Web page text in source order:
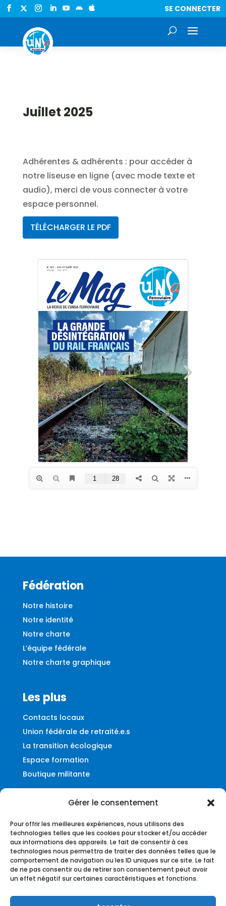
Gérer le consentement
Pour offrir les meilleures expériences, nous utilisons des
technologies telles que les cookies pour stocker et/ou accéder
aux informations des appareils. Le fait de consentir à ces
technologies nous permettra de traiter des données telles que le
comportement de navigation ou les ID uniques sur ce site. Le fait
de ne pas consentir ou de retirer son consentement peut avoir
un effet négatif sur certaines caractéristiques et fonctions.
  SE CONNECTER
Juillet 2025
Adhérentes & adhérents : pour accéder à
notre liseuse en ligne (avec mode texte et
audio), merci de vous connecter à votre
espace personnel.
TÉLÉCHARGER LE PDF
Fédération
Notre histoire
Notre identité
Notre charte
L’équipe fédérale
Notre charte graphique
Les plus
Contacts locaux
Union fédérale de retraité.e.s
La transition écologique
Espace formation
Boutique militante
Contact
Fédération UNSA-Ferroviaire
56, rue du Faubourg Montmartre
75009 – Paris
federation@unsa-ferroviaire.org